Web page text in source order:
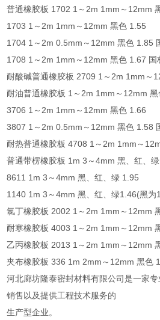
普通橡胶板 1702 1～2m 1mm～12mm
1703 1～2m 1mm～12mm 黑色 1.55
1704 1～2m 0.5mm～12mm 黑色 1.85
1708 1～2m 1mm～12mm 黑色 1.67 国
耐酸碱普通橡胶板 2709 1～2m 1mm～
耐油普通橡胶板 1～2m 1mm～12mm 黑
3706 1～2m 1mm～12mm 黑色 1.66
3807 1～2m 0.5mm～12mm 黑色 1.58
耐热普通橡胶板 4708 1～2m 1mm～
普通带楞橡胶板 1m 3～4mm 黑、红、
8611 1m 3～4mm 黑、红、绿 1.95
1140 1m 3～4mm 黑、红、绿1.46(黑为
氯丁橡胶板 2002 1～2m 1mm～12mm
耐寒橡胶板 4003 1～2m 1mm～12mm
乙丙橡胶板 2013 1～2m 1mm～12mm
夹布橡胶板 336 1m 2mm～12mm 黑色
河北廊坊隆泰密封材料有限公司是一家专
销售以及提供工程技术服务的
生产型企业。